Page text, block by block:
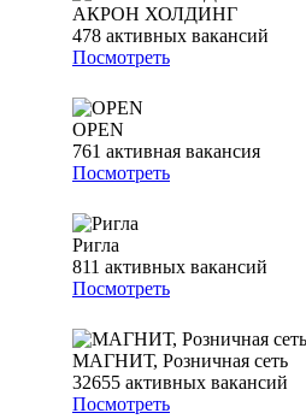
АКРОН ХОЛДИНГ
478 активных вакансий
Посмотреть
OPEN
761 активная вакансия
Посмотреть
Ригла
811 активных вакансий
Посмотреть
МАГНИТ, Розничная сеть
32655 активных вакансий
Посмотреть